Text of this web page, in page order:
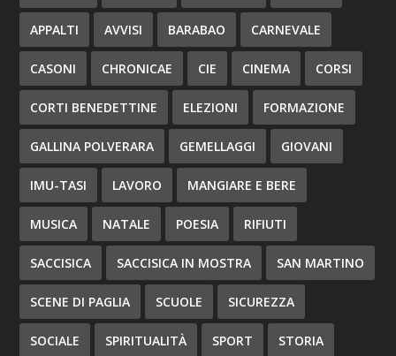
APPALTI AVVISI BARABAO CARNEVALE
CASONI CHRONICAE CIE CINEMA CORSI
CORTI BENEDETTINE ELEZIONI FORMAZIONE
GALLINA POLVERARA GEMELLAGGI GIOVANI
IMU-TASI LAVORO MANGIARE E BERE
MUSICA NATALE POESIA RIFIUTI
SACCISICA SACCISICA IN MOSTRA SAN MARTINO
SCENE DI PAGLIA SCUOLE SICUREZZA
SOCIALE SPIRITUALITÀ SPORT STORIA